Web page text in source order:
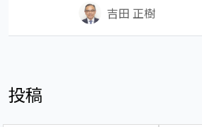
吉田 正樹
投稿